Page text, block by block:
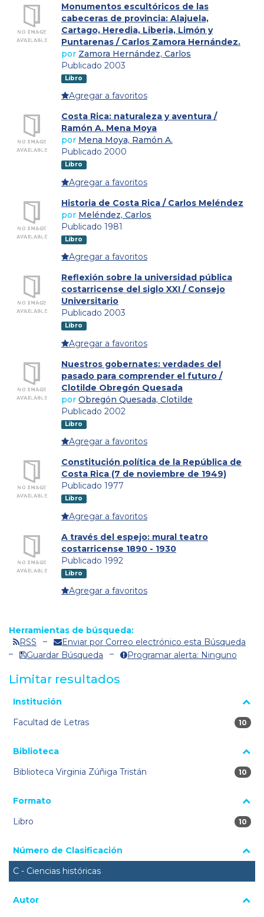
Monumentos escultóricos de las
cabeceras de provincia: Alajuela,
Cartago, Heredia, Liberia, Limón y
Puntarenas / Carlos Zamora Hernández.
por Zamora Hernández, Carlos
Publicado 2003
Libro
Agregar a favoritos
Costa Rica: naturaleza y aventura /
Ramón A. Mena Moya
por Mena Moya, Ramón A.
Publicado 2000
Libro
Agregar a favoritos
Historia de Costa Rica / Carlos Meléndez
por Meléndez, Carlos
Publicado 1981
Libro
Agregar a favoritos
Reflexión sobre la universidad pública
costarricense del siglo XXI / Consejo
Universitario
Publicado 2003
Libro
Agregar a favoritos
Nuestros gobernates: verdades del
pasado para comprender el futuro /
Clotilde Obregón Quesada
por Obregón Quesada, Clotilde
Publicado 2002
Libro
Agregar a favoritos
Constitución política de la República de
Costa Rica (7 de noviembre de 1949)
Publicado 1977
Libro
Agregar a favoritos
A través del espejo: mural teatro
costarricense 1890 - 1930
Publicado 1992
Libro
Agregar a favoritos
Herramientas de búsqueda:
RSS
Enviar por Correo electrónico esta Búsqueda
Guardar Búsqueda
Programar alerta: Ninguno
Limitar resultados
La página se volverá a cargar cuando se seleccione o excluya
Institución
Facultad de Letras
10
10
Biblioteca
Biblioteca Virginia Zúñiga Tristán
10
10
Formato
Libro
10
10
Número de Clasificación
C - Ciencias históricas
Autor